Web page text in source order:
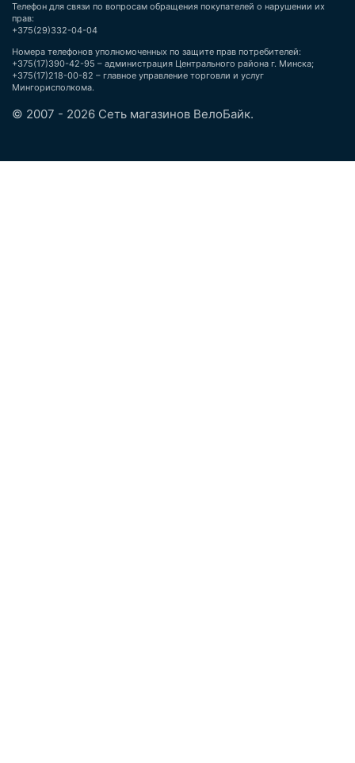
Телефон для связи по вопросам обращения покупателей о нарушении их
прав:
+375(29)332-04-04
Номера телефонов уполномоченных по защите прав потребителей:
+375(17)390-42-95 – администрация Центрального района г. Минска;
+375(17)218-00-82 – главное управление торговли и услуг
Мингорисполкома.
© 2007 - 2026 Сеть магазинов ВелоБайк.